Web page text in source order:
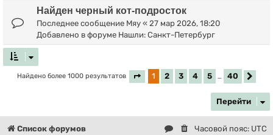
Найден черный кот-подросток
Последнее сообщение Мяу « 27 мар 2026, 18:20
Добавлено в форуме Нашли: Санкт-Петербург
Найдено более 1000 результатов Страница1 из 40
1 2 3 4 5 … 40
Перейти
Список форумов Часовой пояс: UTC